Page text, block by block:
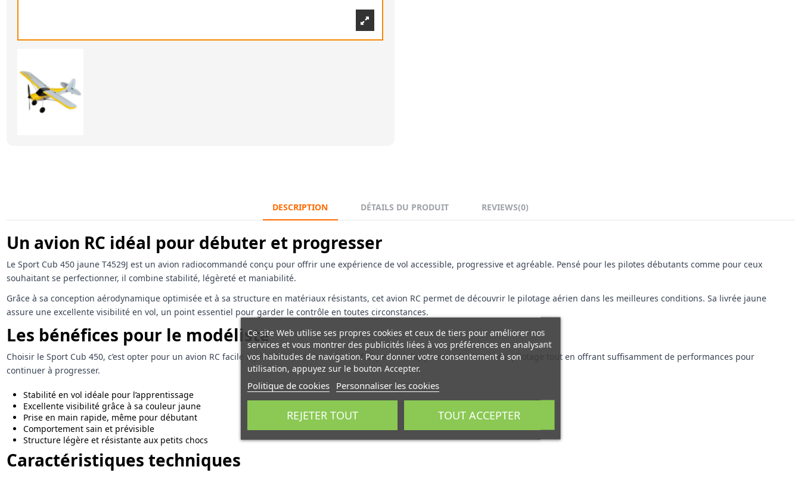
DESCRIPTION DÉTAILS DU PRODUIT REVIEWS(0)
Un avion RC idéal pour débuter et progresser
Le Sport Cub 450 jaune T4529J est un avion radiocommandé conçu pour offrir une expérience de vol accessible, progressive et agréable. Pensé pour les pilotes débutants comme pour ceux
souhaitant se perfectionner, il combine stabilité, légèreté et maniabilité.
Grâce à sa conception aérodynamique optimisée et à sa structure en matériaux résistants, cet avion RC permet de découvrir le pilotage aérien dans les meilleures conditions. Sa livrée jaune
assure une excellente visibilité en vol, un point essentiel pour garder le contrôle en toutes circonstances.
Les bénéfices pour le modéliste
Choisir le Sport Cub 450, c’est opter pour un avion RC facile à prendre en main et évolutif. Il permet d’apprendre les bases du pilotage tout en offrant suffisamment de performances pour
continuer à progresser.
Stabilité en vol idéale pour l’apprentissage
Excellente visibilité grâce à sa couleur jaune
Prise en main rapide, même pour débutant
Comportement sain et prévisible
Structure légère et résistante aux petits chocs
Caractéristiques techniques
Ce site Web utilise ses propres cookies et ceux de tiers pour améliorer nos
services et vous montrer des publicités liées à vos préférences en analysant
vos habitudes de navigation. Pour donner votre consentement à son
utilisation, appuyez sur le bouton Accepter.
Politique de cookies Personnaliser les cookies
REJETER TOUT TOUT ACCEPTER